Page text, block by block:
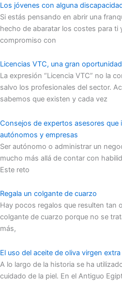
Los jóvenes con alguna
Si estás pensando en abrir una
hecho de abaratar los costes para ti
compromiso con
Licencias VTC, una gran
La expresión “Licencia VTC” no la
salvo los profesionales del sector.
sabemos que existen y cada vez
Consejos de expertos asesores que
autónomos y empresas
Ser autónomo o administrar un
mucho más allá de contar con
Este reto
Regala un colgante de cuarzo
Hay pocos regalos que resulten tan
colgante de cuarzo porque no se
más,
El uso del aceite de oliva virgen
A lo largo de la historia se ha
cuidado de la piel. En el Antiguo